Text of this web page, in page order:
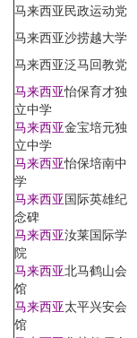
马来西亚民政运动党
马来西亚沙捞越大学
马来西亚泛马回教党
马来西亚怡保育才独
立中学
马来西亚金宝培元独
立中学
马来西亚怡保培南中
学
马来西亚国际英雄纪
念碑
马来西亚汝莱国际学
院
马来西亚北马鹤山会
馆
马来西亚太平兴安会
馆